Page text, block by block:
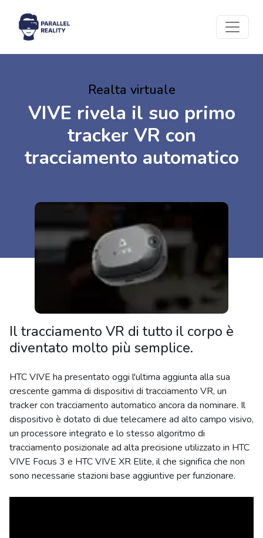
Realta virtuale
VIVE rivela il suo primo
tracker VR con
tracciamento automatico
Il tracciamento VR di tutto il corpo è
diventato molto più semplice.
HTC VIVE ha presentato oggi l'ultima aggiunta alla sua
crescente gamma di dispositivi di tracciamento VR, un
tracker con tracciamento automatico ancora da nominare. Il
dispositivo è dotato di due telecamere ad alto campo visivo,
un processore integrato e lo stesso algoritmo di
tracciamento posizionale ad alta precisione utilizzato in HTC
VIVE Focus 3 e HTC VIVE XR Elite, il che significa che non
sono necessarie stazioni base aggiuntive per funzionare.